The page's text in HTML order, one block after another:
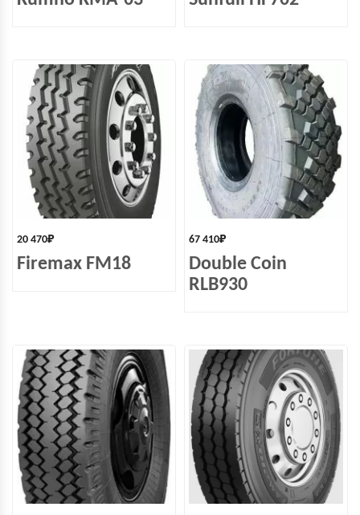
20 470₽
Firemax FM18
67 410₽
Double Coin
RLB930